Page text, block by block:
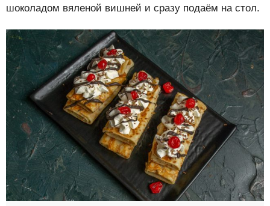
шоколадом вяленой вишней и сразу подаём на стол.